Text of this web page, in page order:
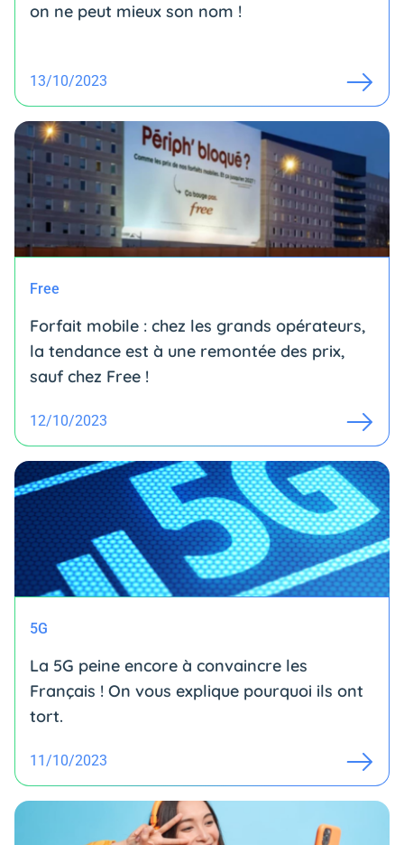
on ne peut mieux son nom !
13/10/2023
Free
Forfait mobile : chez les grands opérateurs,
la tendance est à une remontée des prix,
sauf chez Free !
12/10/2023
5G
La 5G peine encore à convaincre les
Français ! On vous explique pourquoi ils ont
tort.
11/10/2023